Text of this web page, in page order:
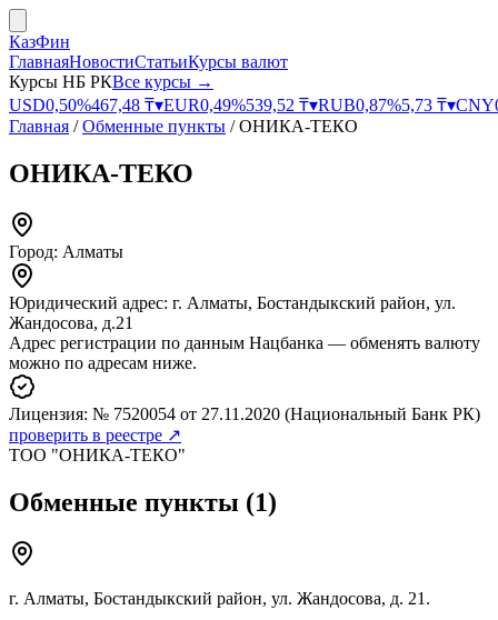
КазФин
ГлавнаяНовостиСтатьиКурсы валют
Курсы НБ РКВсе курсы →
USD0,50%467,48 ₸▾EUR0,49%539,52 ₸▾RUB0,87%5,73 ₸▾CNY
Главная /Обменные пункты /ОНИКА-ТЕКО
ОНИКА-ТЕКО
Город: Алматы
Юридический адрес: г. Алматы, Бостандыкский район, ул.
Жандосова, д.21
Адрес регистрации по данным Нацбанка — обменять валюту
можно по адресам ниже.
Лицензия: № 7520054 от 27.11.2020 (Национальный Банк РК)
проверить в реестре ↗
ТОО "ОНИКА-ТЕКО"
Обменные пункты (1)
г. Алматы, Бостандыкский район, ул. Жандосова, д. 21.